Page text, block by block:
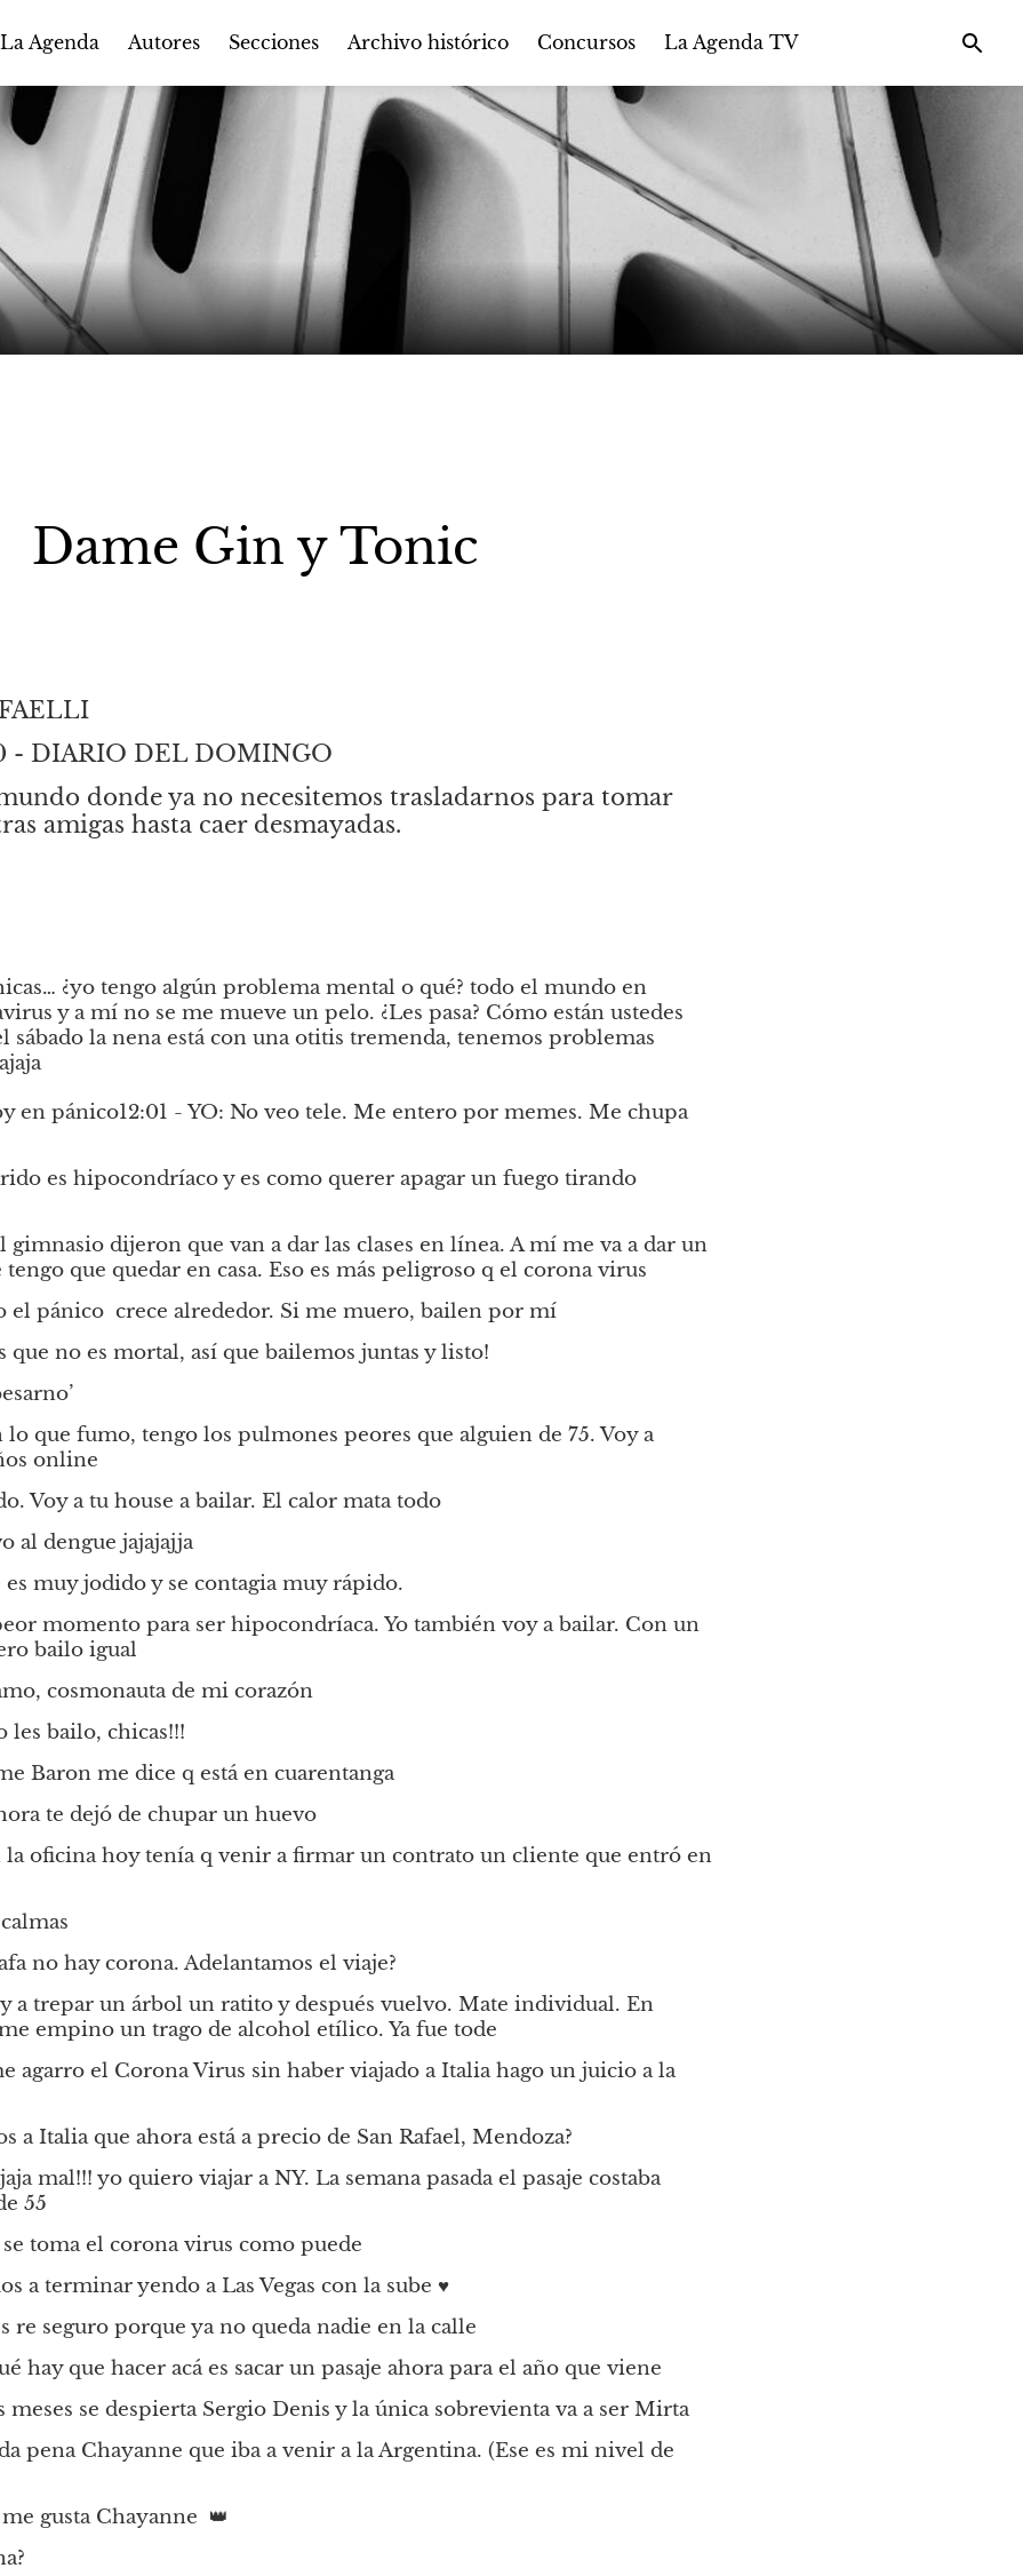
Agenda Autores Secciones Archivo histórico Concursos La Agenda TV
Dame Gin y Tonic
- DIARIO DEL DOMINGO
donde ya no necesitemos trasladarnos para tomar
amigas hasta caer desmayadas.
¿yo tengo algún problema mental o qué? todo el mundo en
y a mí no se me mueve un pelo. ¿Les pasa? Cómo están ustedes
sábado la nena está con una otitis tremenda, tenemos problemas
en pánico12:01 - YO: No veo tele. Me entero por memes. Me chupa
es hipocondríaco y es como querer apagar un fuego tirando
gimnasio dijeron que van a dar las clases en línea. A mí me va a dar un
que quedar en casa. Eso es más peligroso q el corona virus
el pánico  crece alrededor. Si me muero, bailen por mí
que no es mortal, así que bailemos juntas y listo!
lo que fumo, tengo los pulmones peores que alguien de 75. Voy a
online
Voy a tu house a bailar. El calor mata todo
al dengue jajajajja
es muy jodido y se contagia muy rápido.
momento para ser hipocondríaca. Yo también voy a bailar. Con un
bailo igual
cosmonauta de mi corazón
les bailo, chicas!!!
Baron me dice q está en cuarentanga
te dejó de chupar un huevo
la oficina hoy tenía q venir a firmar un contrato un cliente que entró en
no hay corona. Adelantamos el viaje?
a trepar un árbol un ratito y después vuelvo. Mate individual. En
empino un trago de alcohol etílico. Ya fue tode
agarro el Corona Virus sin haber viajado a Italia hago un juicio a la
a Italia que ahora está a precio de San Rafael, Mendoza?
mal!!! yo quiero viajar a NY. La semana pasada el pasaje costaba
55
se toma el corona virus como puede
a terminar yendo a Las Vegas con la sube ♥
re seguro porque ya no queda nadie en la calle
hay que hacer acá es sacar un pasaje ahora para el año que viene
meses se despierta Sergio Denis y la única sobrevienta va a ser Mirta
pena Chayanne que iba a venir a la Argentina. (Ese es mi nivel de
gusta Chayanne  👑